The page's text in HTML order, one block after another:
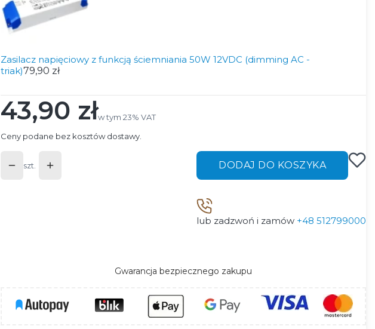
Zasilacz napięciowy z funkcją ściemniania 50W 12VDC (dimming AC -
triak)79,90 zł
Cena
43,90 złw tym 23% VAT
w tym 23% VAT
Ceny podane bez kosztów dostawy.
szt. DODAJ DO KOSZYKA
lub zadzwoń i zamów +48 512799000
Gwarancja bezpiecznego zakupu